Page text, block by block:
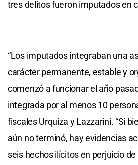
tres delitos fueron imputados en
“Los imputados integraban una
carácter permanente, estable y
comenzó a funcionar el año
integrada por al menos 10
fiscales Urquiza y Lazzarini. “Si
aún no terminó, hay evidencias
seis hechos ilícitos en perjuicio